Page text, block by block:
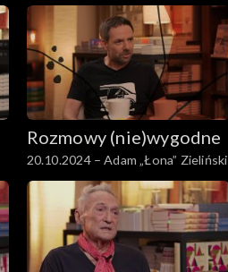
Rozmowy (nie)wygodne
20.10.2024 – Adam „Łona” Zieliński